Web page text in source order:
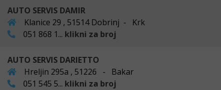
AUTO SERVIS DAMIR
Klanice 29 , 51514 Dobrinj - Krk
051 868 1... klikni za broj
AUTO SERVIS DARIETTO
Hreljin 295a , 51226 - Bakar
051 545 5... klikni za broj